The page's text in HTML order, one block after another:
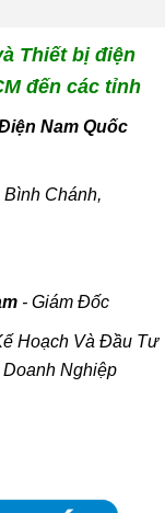
Thiết bị điện
đến các tỉnh
Nam Quốc
Chánh,
- Giám Đốc
Hoạch Và Đầu Tư
Nghiệp